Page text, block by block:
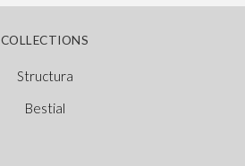
COLLECTIONS
Structura
Bestial